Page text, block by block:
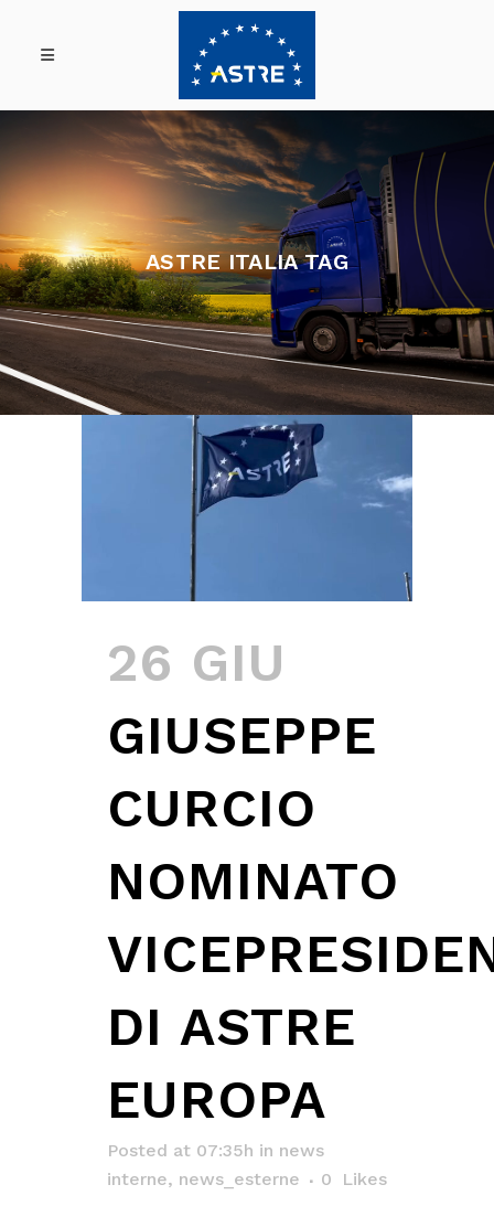
ASTRE ITALIA TAG
26 GIU
GIUSEPPE
CURCIO
NOMINATO
DI ASTRE
EUROPA
Posted at 07:35h in news
interne, news_esterne 0 Likes